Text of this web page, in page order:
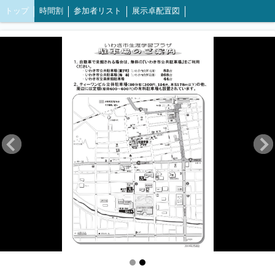
トップ 時間割 参加者リスト 展示卓配置図